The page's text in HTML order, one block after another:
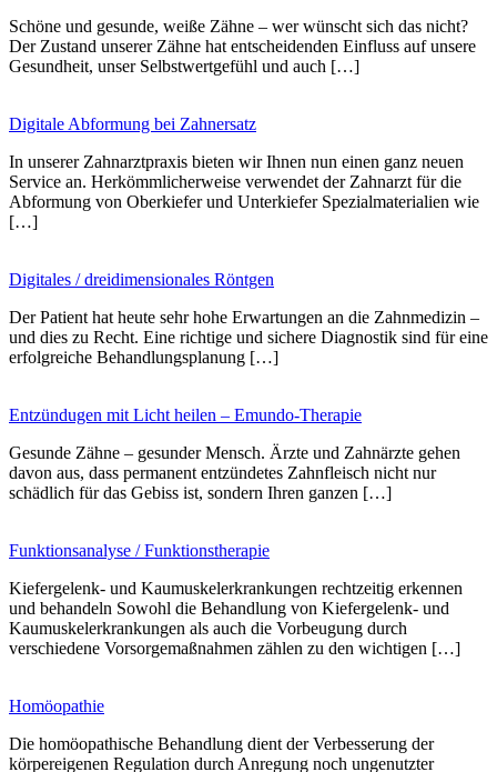
Schöne und gesunde, weiße Zähne – wer wünscht sich das nicht?
Der Zustand unserer Zähne hat entscheidenden Einfluss auf unsere
Gesundheit, unser Selbstwertgefühl und auch […]
Digitale Abformung bei Zahnersatz
In unserer Zahnarztpraxis bieten wir Ihnen nun einen ganz neuen
Service an. Herkömmlicherweise verwendet der Zahnarzt für die
Abformung von Oberkiefer und Unterkiefer Spezialmaterialien wie
[…]
Digitales / dreidimensionales Röntgen
Der Patient hat heute sehr hohe Erwartungen an die Zahnmedizin –
und dies zu Recht. Eine richtige und sichere Diagnostik sind für eine
erfolgreiche Behandlungsplanung […]
Entzündugen mit Licht heilen – Emundo-Therapie
Gesunde Zähne – gesunder Mensch. Ärzte und Zahnärzte gehen
davon aus, dass permanent entzündetes Zahnfleisch nicht nur
schädlich für das Gebiss ist, sondern Ihren ganzen […]
Funktionsanalyse / Funktionstherapie
Kiefergelenk- und Kaumuskelerkrankungen rechtzeitig erkennen
und behandeln Sowohl die Behandlung von Kiefergelenk- und
Kaumuskelerkrankungen als auch die Vorbeugung durch
verschiedene Vorsorgemaßnahmen zählen zu den wichtigen […]
Homöopathie
Die homöopathische Behandlung dient der Verbesserung der
körpereigenen Regulation durch Anregung noch ungenutzter